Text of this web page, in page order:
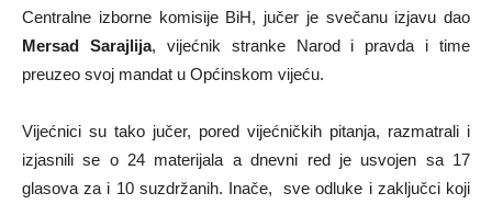
Centralne izborne komisije BiH, jučer je svečanu izjavu dao
Mersad Sarajlija, vijećnik stranke Narod i pravda i time
preuzeo svoj mandat u Općinskom vijeću.
Vijećnici su tako jučer, pored vijećničkih pitanja, razmatrali i
izjasnili se o 24 materijala a dnevni red je usvojen sa 17
glasova za i 10 suzdržanih. Inače, sve odluke i zaključci koji